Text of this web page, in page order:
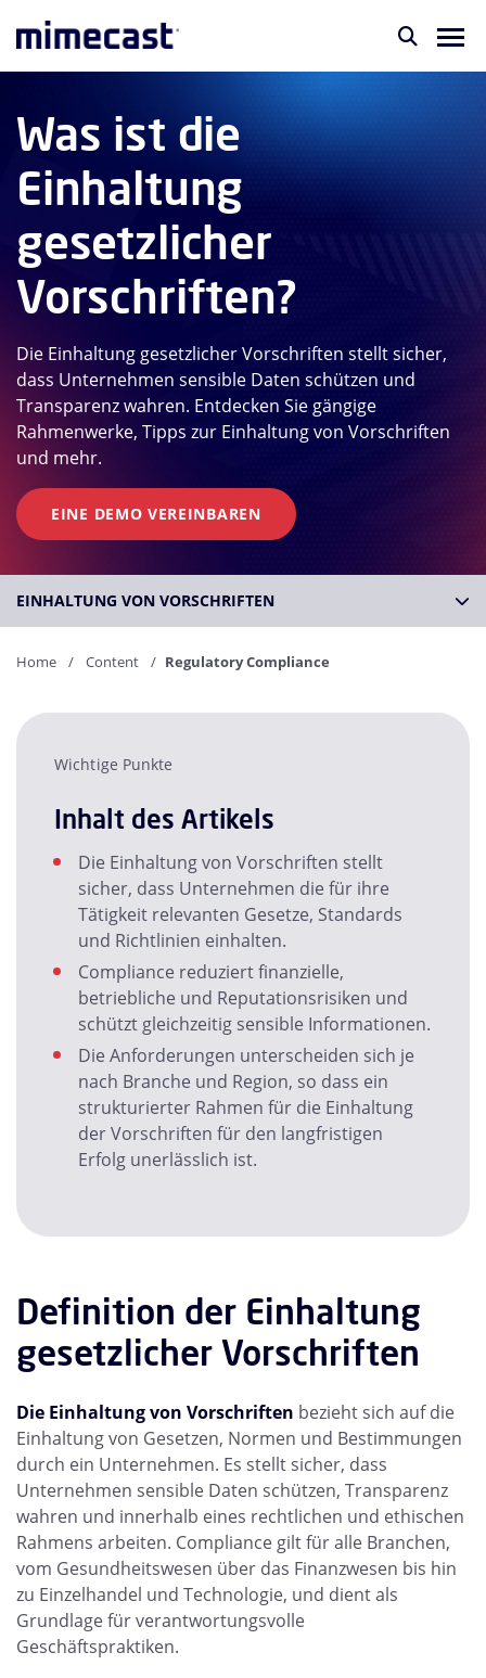
Was ist die
Einhaltung
gesetzlicher
Vorschriften?
Die Einhaltung gesetzlicher Vorschriften stellt sicher,
dass Unternehmen sensible Daten schützen und
Transparenz wahren. Entdecken Sie gängige
Rahmenwerke, Tipps zur Einhaltung von Vorschriften
und mehr.
EINE DEMO VEREINBAREN
EINHALTUNG VON VORSCHRIFTEN
Home Content Regulatory Compliance
Wichtige Punkte
Inhalt des Artikels
Die Einhaltung von Vorschriften stellt
sicher, dass Unternehmen die für ihre
Tätigkeit relevanten Gesetze, Standards
und Richtlinien einhalten.
Compliance reduziert finanzielle,
betriebliche und Reputationsrisiken und
schützt gleichzeitig sensible Informationen.
Die Anforderungen unterscheiden sich je
nach Branche und Region, so dass ein
strukturierter Rahmen für die Einhaltung
der Vorschriften für den langfristigen
Erfolg unerlässlich ist.
Definition der Einhaltung
gesetzlicher Vorschriften
Die Einhaltung von Vorschriften bezieht sich auf die
Einhaltung von Gesetzen, Normen und Bestimmungen
durch ein Unternehmen. Es stellt sicher, dass
Unternehmen sensible Daten schützen, Transparenz
wahren und innerhalb eines rechtlichen und ethischen
Rahmens arbeiten. Compliance gilt für alle Branchen,
vom Gesundheitswesen über das Finanzwesen bis hin
zu Einzelhandel und Technologie, und dient als
Grundlage für verantwortungsvolle
Geschäftspraktiken.